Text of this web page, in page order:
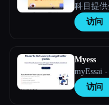
科目提
题，使学
访问
Myess
myEssai
访问